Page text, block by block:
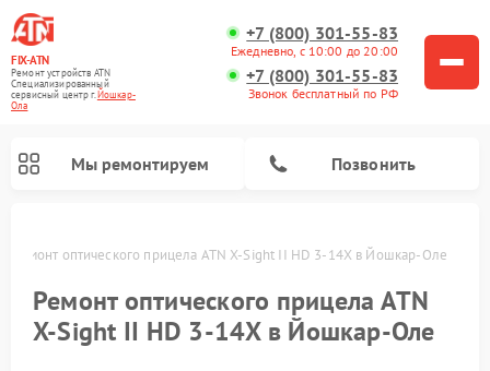
FIX-ATN
Ремонт устройств ATN
Специализированный
cервисный центр г.Йошкар-
Ола
+7 (800) 301-55-83
Ежедневно, с 10:00 до 20:00
+7 (800) 301-55-83
Звонок бесплатный по РФ
Мы ремонтируем Позвонить
Ремонт оптического прицела ATN X-Sight II HD 3-14X в Йошкар-Оле
Ремонт оптического прицела ATN
X-Sight II HD 3-14X в Йошкар-Оле